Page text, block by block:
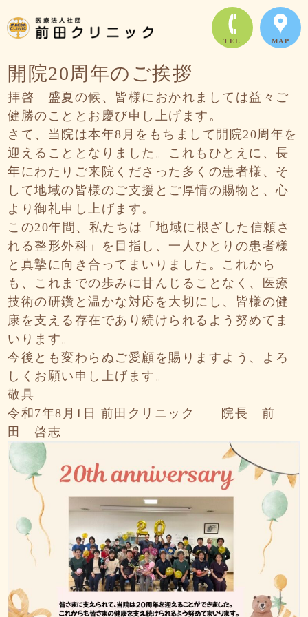
TEL MAP
開院20周年のご挨拶
拝啓 盛夏の候、皆様におかれましては益々ご
健勝のこととお慶び申し上げます。
さて、当院は本年8月をもちまして開院20周年を
迎えることとなりました。これもひとえに、長
年にわたりご来院くださった多くの患者様、そ
して地域の皆様のご支援とご厚情の賜物と、心
より御礼申し上げます。
この20年間、私たちは「地域に根ざした信頼さ
れる整形外科」を目指し、一人ひとりの患者様
と真摯に向き合ってまいりました。これから
も、これまでの歩みに甘んじることなく、医療
技術の研鑽と温かな対応を大切にし、皆様の健
康を支える存在であり続けられるよう努めてま
いります。
今後とも変わらぬご愛顧を賜りますよう、よろ
しくお願い申し上げます。
敬具
令和7年8月1日 前田クリニック 院長 前
田 啓志